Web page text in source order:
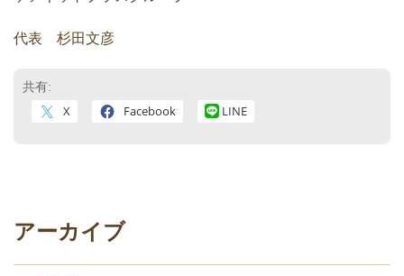
代表 杉田文彦
共有:
X Facebook LINE
アーカイブ